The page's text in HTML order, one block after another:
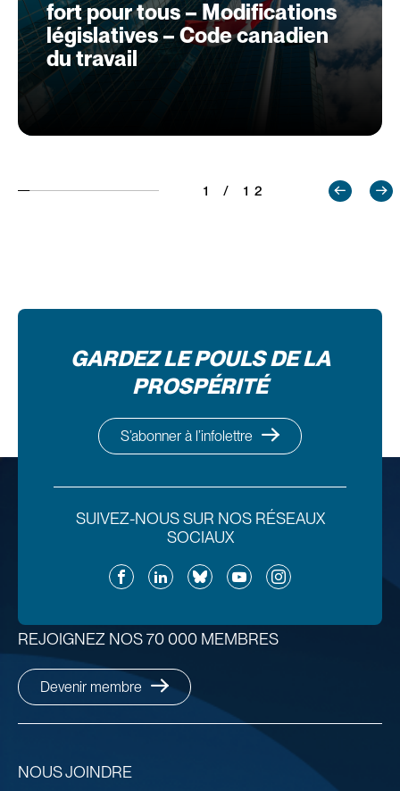
fort pour tous – Modifications
législatives – Code canadien
du travail
1 / 12
GARDEZ LE POULS DE LA
PROSPÉRITÉ
S’abonner à l’infolettre
SUIVEZ-NOUS SUR NOS RÉSEAUX
SOCIAUX
FacebookLinkedInBlueskyYouTubeInstagram
NOUS JOINDRE
REJOIGNEZ NOS 70 000 MEMBRES
Devenir membre